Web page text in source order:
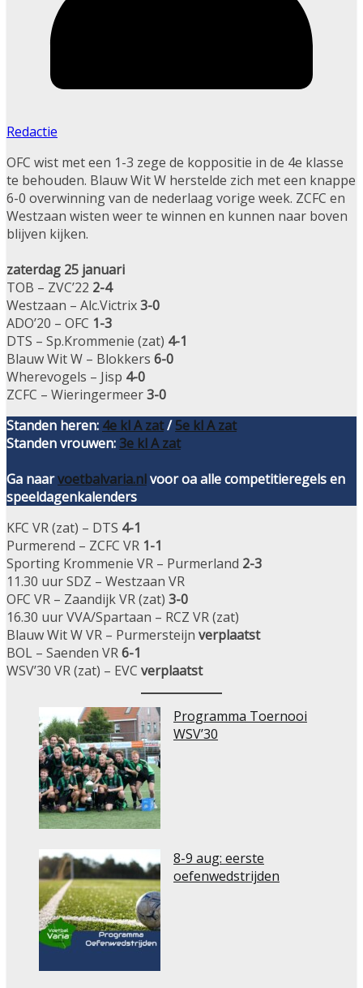
Redactie
OFC wist met een 1-3 zege de koppositie in de 4e klasse
te behouden. Blauw Wit W herstelde zich met een knappe
6-0 overwinning van de nederlaag vorige week. ZCFC en
Westzaan wisten weer te winnen en kunnen naar boven
blijven kijken.
zaterdag 25 januari
TOB – ZVC’22 2-4
Westzaan – Alc.Victrix3-0
ADO’20 – OFC 1-3
DTS – Sp.Krommenie (zat) 4-1
Blauw Wit W – Blokkers 6-0
Wherevogels – Jisp 4-0
ZCFC – Wieringermeer3-0
Standen heren: 4e kl A zat/5e kl A zat
Standen vrouwen: 3e kl A zat
Ga naarvoetbalvaria.nlvoor oa alle competitieregels en
speeldagenkalenders
KFC VR (zat) – DTS 4-1
Purmerend – ZCFC VR 1-1
Sporting Krommenie VR – Purmerland 2-3
11.30 uur SDZ – Westzaan VR
OFC VR – Zaandijk VR (zat) 3-0
16.30 uur VVA/Spartaan – RCZ VR (zat)
Blauw Wit W VR – Purmersteijn verplaatst
BOL – Saenden VR6-1
WSV’30 VR (zat) – EVC verplaatst
Programma Toernooi
WSV’30
8-9 aug: eerste
oefenwedstrijden